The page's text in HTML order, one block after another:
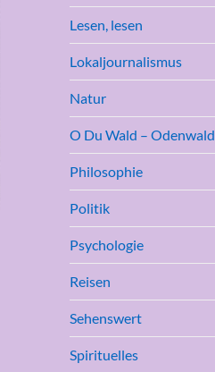
Lesen, lesen
Lokaljournalismus
Natur
O Du Wald – Odenwald
Philosophie
Politik
Psychologie
Reisen
Sehenswert
Spirituelles